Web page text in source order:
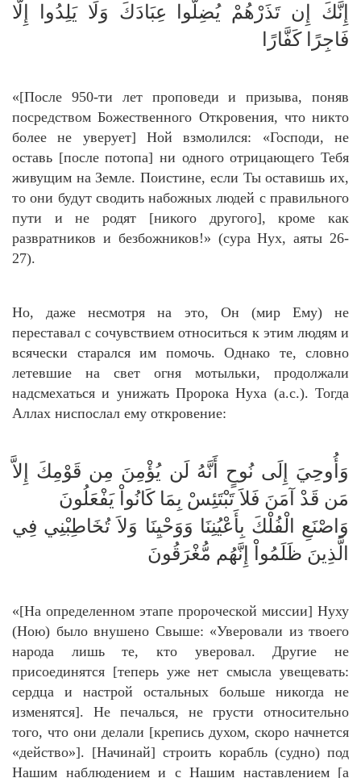
إِنَّكَ إِن تَذَرْهُمْ يُضِلُّوا عِبَادَكَ وَلَا يَلِدُوا إِلَّا
فَاجِرًا كَفَّارًا
«[После 950-ти лет проповеди и призыва, поняв
посредством Божественного Откровения, что никто
более не уверует] Ной взмолился: «Господи, не
оставь [после потопа] ни одного отрицающего Тебя
живущим на Земле. Поистине, если Ты оставишь их,
то они будут сводить набожных людей с правильного
пути и не родят [никого другого], кроме как
развратников и безбожников!» (сура Нух, аяты 26-
27).
Но, даже несмотря на это, Он (мир Ему) не
переставал с сочувствием относиться к этим людям и
всячески старался им помочь. Однако те, словно
летевшие на свет огня мотыльки, продолжали
надсмехаться и унижать Пророка Нуха (а.с.). Тогда
Аллах ниспослал ему откровение:
وَأُوحِيَ إِلَى نُوحٍ أَنَّهُ لَن يُؤْمِنَ مِن قَوْمِكَ إِلاَّ
مَن قَدْ آمَنَ فَلاَ تَبْتَئِسْ بِمَا كَانُواْ يَفْعَلُونَ
وَاصْنَعِ الْفُلْكَ بِأَعْيُنِنَا وَوَحْيِنَا وَلاَ تُخَاطِبْنِي فِي
الَّذِينَ ظَلَمُواْ إِنَّهُم مُّغْرَقُونَ
«[На определенном этапе пророческой миссии] Нуху
(Ною) было внушено Свыше: «Уверовали из твоего
народа лишь те, кто уверовал. Другие не
присоединятся [теперь уже нет смысла увещевать:
сердца и настрой остальных больше никогда не
изменятся]. Не печалься, не грусти относительно
того, что они делали [крепись духом, скоро начнется
«действо»]. [Начинай] строить корабль (судно) под
Нашим наблюдением и с Нашим наставлением [а